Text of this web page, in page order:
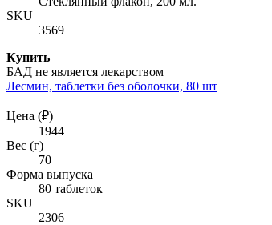
SKU
3569
Купить
БАД не является лекарством
Лесмин, таблетки без оболочки, 80 шт
Цена (₽)
1944
Вес (г)
70
Форма выпуска
80 таблеток
SKU
2306